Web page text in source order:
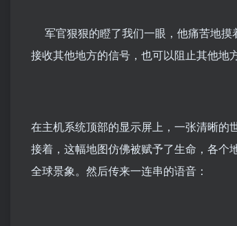
军官狠狠的瞪了我们一眼，他痛苦地
接收其他地方的信号，也可以阻止其他
在主机系统顶部的显示屏上，一张清晰的
接着，这幅地图仿佛被赋予了生命，各个
全球景象。然后传来一连串的语音：